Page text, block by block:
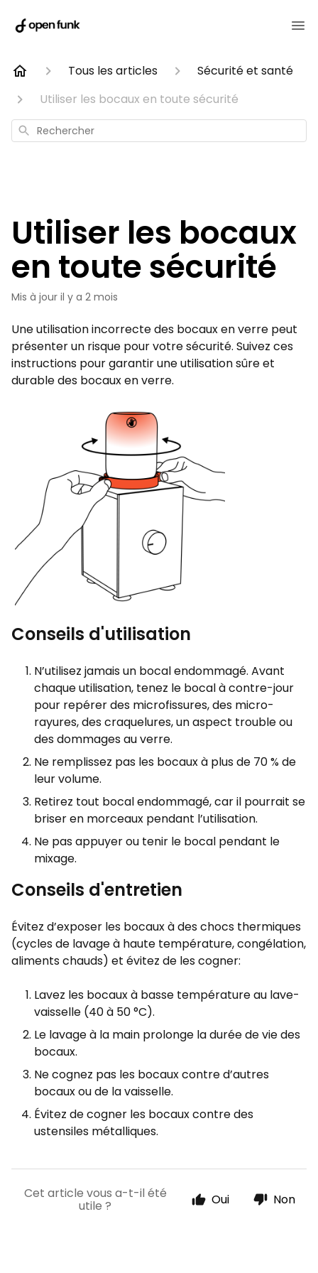
Tous les articles
Sécurité et santé
Utiliser les bocaux en toute sécurité
Rechercher
Utiliser les bocaux
en toute sécurité
Mis à jour il y a 2 mois
Une utilisation incorrecte des bocaux en verre peut
présenter un risque pour votre sécurité. Suivez ces
instructions pour garantir une utilisation sûre et
durable des bocaux en verre.
Conseils d'utilisation
N’utilisez jamais un bocal endommagé. Avant
chaque utilisation, tenez le bocal à contre-jour
pour repérer des microfissures, des micro-
rayures, des craquelures, un aspect trouble ou
des dommages au verre.
Ne remplissez pas les bocaux à plus de 70 % de
leur volume.
Retirez tout bocal endommagé, car il pourrait se
briser en morceaux pendant l’utilisation.
Ne pas appuyer ou tenir le bocal pendant le
mixage.
Conseils d'entretien
Évitez d’exposer les bocaux à des chocs thermiques
(cycles de lavage à haute température, congélation,
aliments chauds) et évitez de les cogner:
Lavez les bocaux à basse température au lave-
vaisselle (40 à 50 °C).
Le lavage à la main prolonge la durée de vie des
bocaux.
Ne cognez pas les bocaux contre d’autres
bocaux ou de la vaisselle.
Évitez de cogner les bocaux contre des
ustensiles métalliques.
Cet article vous a-t-il été
utile ? Oui Non